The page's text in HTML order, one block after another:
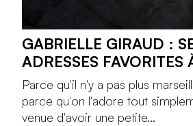
GABRIELLE GIRAUD :
ADRESSES FAVORITES
Parce qu'il n'y a pas plus
parce qu'on l'adore tout
venue d'avoir une petite...